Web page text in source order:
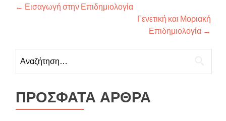
Πλοήγηση άρθρων
← Εισαγωγή στην Επιδημιολογία
Γενετική και Μοριακή
Επιδημιολογία →
ΠΡΌΣΦΑΤΑ ΆΡΘΡΑ